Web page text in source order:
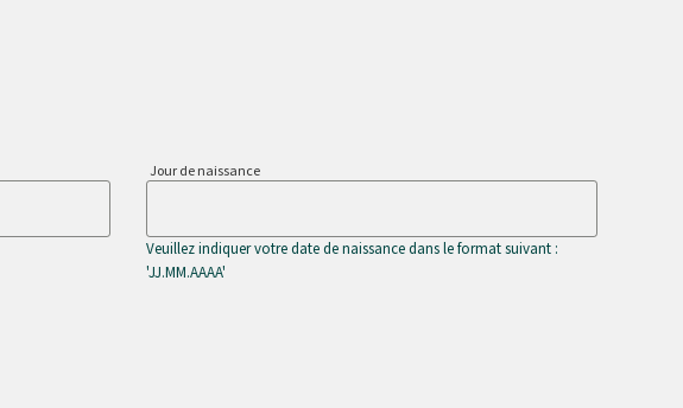
Jour de naissance
Veuillez indiquer votre date de naissance dans le format suivant :
'JJ.MM.AAAA'